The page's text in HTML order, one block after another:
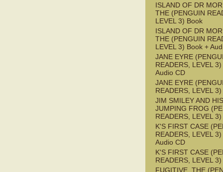
ISLAND OF DR
THE (PENGUIN
LEVEL 3) Book
ISLAND OF DR
THE (PENGUIN
LEVEL 3) Book +
JANE EYRE
READERS, LEVEL
Audio CD
JANE EYRE
READERS, LEVEL
JIM SMILEY AND HIS
JUMPING FROG
READERS, LEVEL
K'S FIRST CASE
READERS, LEVEL
Audio CD
K'S FIRST CASE
READERS, LEVEL
FUGITIVE, THE